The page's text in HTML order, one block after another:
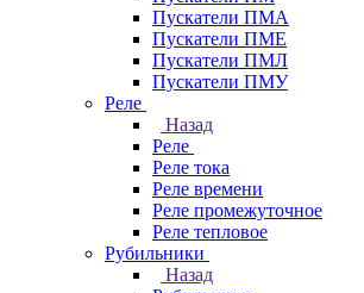
Пускатели ПМА
Пускатели ПМЕ
Пускатели ПМЛ
Пускатели ПМУ
Реле
Назад
Реле
Реле тока
Реле времени
Реле промежуточное
Реле тепловое
Рубильники
Назад